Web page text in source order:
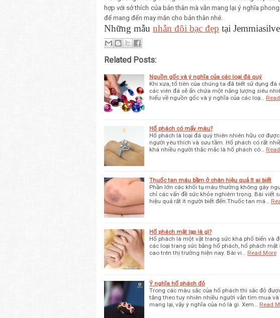
hợp với sở thích của bản thân mà vẫn mang lại ý nghĩa
để mang đến may mắn cho bản thân nhé.
Những mẫu nhẫn đôi bạc đẹp tại
Related Posts:
Nguồn gốc và ý nghĩa của các loại đá quý
Khi xưa, tổ tiên của chúng ta đã biết sử dụng
các viên đá sẽ ẩn chứa một năng lượng siêu
hiểu về nguồn gốc và ý nghĩa của các loạ…
Hổ phách có mấy màu?
Hổ phách là loại đá quý thiên nhiên hữu cơ
người yêu thích và sưu tầm. Hổ phách có rất
khá nhiều người thắc mắc là hổ phách có…
Thuốc tan máu bầm ở chân hiệu quả ít ai biết
Phần lớn các khối tụ máu thường không gây
chỉ các vấn đề sức khỏe nghiêm trọng. Bài viết
hiệu quả rất ít người biết đến.Thuốc tan má…
Hổ phách mật lạp là gì?
Hổ phách là một vật trang sức khá phổ biến và
các loại trang sức bằng hổ phách, hổ phách
cao trên thị trường hiện nay. Bài vi…
Read More
Ý nghĩa hổ phách đỏ
Trong các màu sắc của hổ phách thì sắc đỏ
tăng theo tuy nhiên nhiều người vẫn tìm mua
mang lại, vậy ý nghĩa của nó là gì. Xem…
Read